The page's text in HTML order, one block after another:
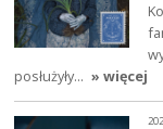
posłużyły… » więcej